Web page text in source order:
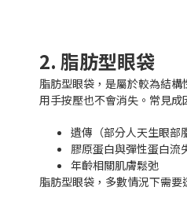
2. 脂肪型眼袋
脂肪型眼袋，是屬於較為結
用手按壓也不會消失。常見成
遺傳（部分人天生眼部
膠原蛋白與彈性蛋白流
年齡相關肌膚鬆弛
脂肪型眼袋，多數情況下需要